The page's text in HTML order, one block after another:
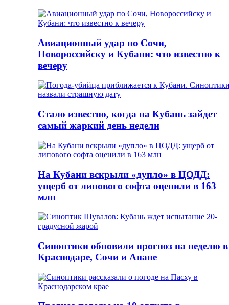
Авиационный удар по Сочи,
Новороссийску и Кубани: что известно к
вечеру
Стало известно, когда на Кубань зайдет
самый жаркий день недели
На Кубани вскрыли «дупло» в ЦОДД:
ущерб от липового софта оценили в 163
млн
Синоптики обновили прогноз на неделю в
Краснодаре, Сочи и Анапе